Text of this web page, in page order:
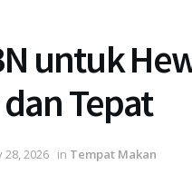
untuk
Tepat
28, 2026 in Tempat Makan